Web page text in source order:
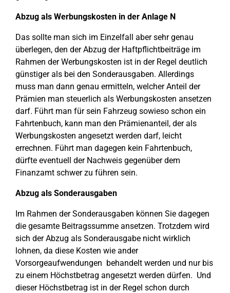
Abzug als Werbungskosten in der Anlage N
Das sollte man sich im Einzelfall aber sehr genau
überlegen, den der Abzug der Haftpflichtbeiträge im
Rahmen der Werbungskosten ist in der Regel deutlich
günstiger als bei den Sonderausgaben. Allerdings
muss man dann genau ermitteln, welcher Anteil der
Prämien man steuerlich als Werbungskosten ansetzen
darf. Führt man für sein Fahrzeug sowieso schon ein
Fahrtenbuch, kann man den Prämienanteil, der als
Werbungskosten angesetzt werden darf, leicht
errechnen. Führt man dagegen kein Fahrtenbuch,
dürfte eventuell der Nachweis gegenüber dem
Finanzamt schwer zu führen sein.
Abzug als Sonderausgaben
Im Rahmen der Sonderausgaben können Sie dagegen
die gesamte Beitragssumme ansetzen. Trotzdem wird
sich der Abzug als Sonderausgabe nicht wirklich
lohnen, da diese Kosten wie ander
Vorsorgeaufwendungen behandelt werden und nur bis
zu einem Höchstbetrag angesetzt werden dürfen. Und
dieser Höchstbetrag ist in der Regel schon durch